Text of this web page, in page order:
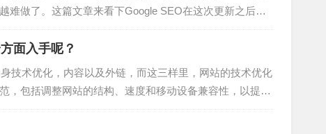
难做了。这篇文章来看下Google SEO在这次更新之后到
程序员朋友来说意味着什么。SEO技术对于产品的推广来
于程序员朋友来说这项技能也需要去掌握，至少有SEO思
面入手呢？
技术优化，内容以及外链，而这三样里，网站的技术优化
，包括调整网站的结构、速度和移动设备兼容性，以提高
可以确保访问者能够快速找到他们需要的信息，同时也让
后就是内容，然而内容本身涵盖很多方面，关键词的研究